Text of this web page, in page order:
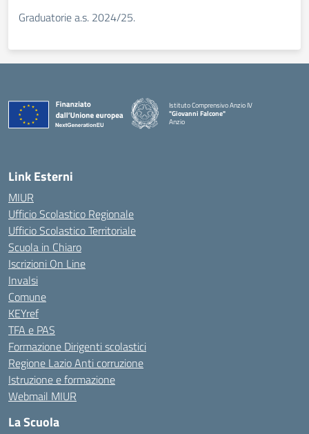
Graduatorie a.s. 2024/25.
Istituto Comprensivo Anzio IV
"Giovanni Falcone"
Anzio
Link Esterni
MIUR
Ufficio Scolastico Regionale
Ufficio Scolastico Territoriale
Scuola in Chiaro
Iscrizioni On Line
Invalsi
Comune
KEYref
TFA e PAS
Formazione Dirigenti scolastici
Regione Lazio Anti corruzione
Istruzione e formazione
Webmail MIUR
La Scuola